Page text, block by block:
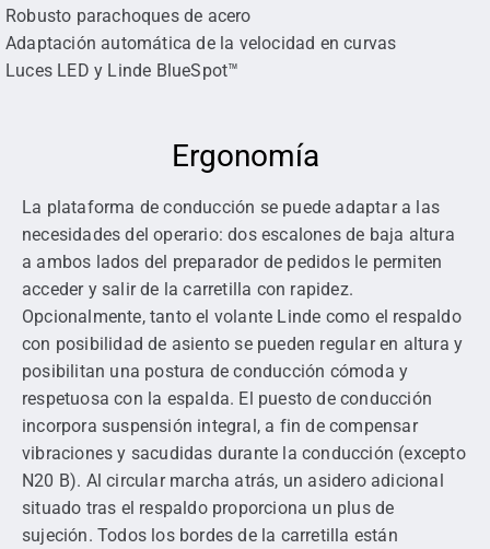
Robusto parachoques de acero
Adaptación automática de la velocidad en curvas
Luces LED y Linde BlueSpot™
Ergonomía
La plataforma de conducción se puede adaptar a las
necesidades del operario: dos escalones de baja altura
a ambos lados del preparador de pedidos le permiten
acceder y salir de la carretilla con rapidez.
Opcionalmente, tanto el volante Linde como el respaldo
con posibilidad de asiento se pueden regular en altura y
posibilitan una postura de conducción cómoda y
respetuosa con la espalda. El puesto de conducción
incorpora suspensión integral, a fin de compensar
vibraciones y sacudidas durante la conducción (excepto
N20 B). Al circular marcha atrás, un asidero adicional
situado tras el respaldo proporciona un plus de
sujeción. Todos los bordes de la carretilla están